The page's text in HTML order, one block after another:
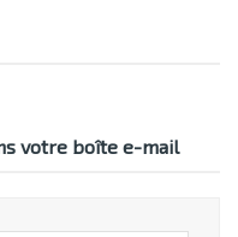
votre boîte e-mail